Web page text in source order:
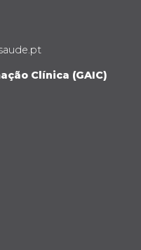
Clínica (GAIC)